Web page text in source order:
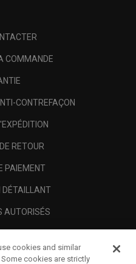
COMMANDE
CONTREFAÇON
RETOUR
PAIEMENT
DÉTAILLANT
AUTORISÉS
cookies and similar
cookies are strictly